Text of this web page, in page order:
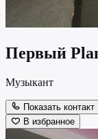
Первый
Музыкант
Показать контакт
В избранное